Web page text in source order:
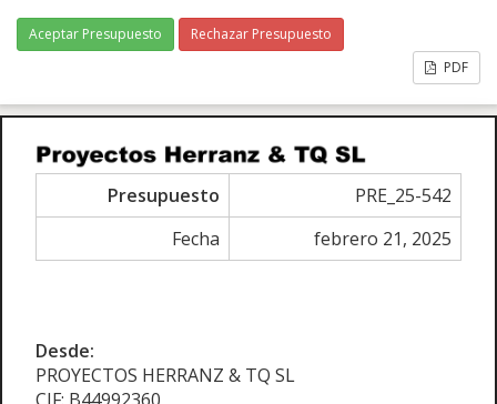
Aceptar Presupuesto
Rechazar Presupuesto
PDF
Presupuesto
PRE_25-542
Fecha
febrero 21, 2025
Desde:
PROYECTOS HERRANZ & TQ SL